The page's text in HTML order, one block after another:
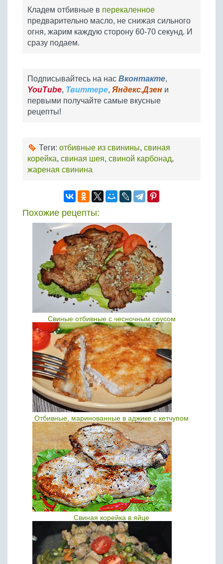
Кладем отбивные в перекаленное
предварительно масло, не снижая сильного
огня, жарим каждую сторону 60-70 секунд. И
сразу подаем.
Подписывайтесь на нас Вконтакте,
YouTube, Твиттере, Яндекс.Дзен и
первыми получайте самые вкусные
рецепты!
Теги: отбивные из свинины, свиная
корейка, свиная шея, свиной карбонад,
жареная свинина
Похожие рецепты:
Свиные отбивные с чесночным соусом
Отбивные, маринованные в аджике с кетчупом
Свиная корейка в яйце